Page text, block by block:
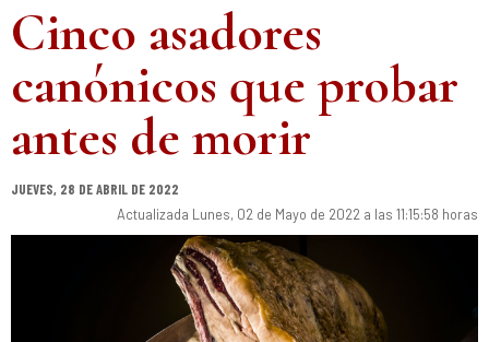
Cinco asadores
canónicos que probar
antes de morir
JUEVES, 28 DE ABRIL DE 2022
Actualizada Lunes, 02 de Mayo de 2022 a las 11:15:58 horas